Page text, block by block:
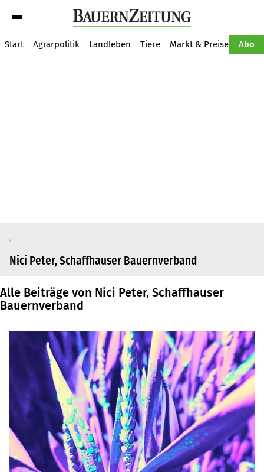
Start Agrarpolitik Landleben Tiere Markt & Preise Abo
Nici Peter, Schaffhauser Bauernverband
Alle Beiträge von Nici Peter, Schaffhauser
Bauernverband